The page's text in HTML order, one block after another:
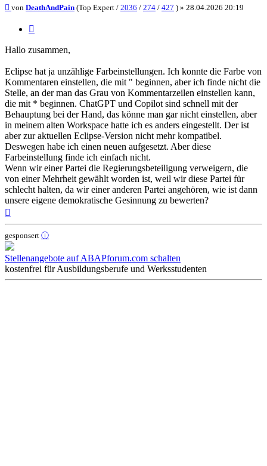
Beitrag
von DeathAndPain (Top Expert / 2036 / 274 / 427 ) » 28.04.2026 20:19
Hallo zusammen,
Eclipse hat ja unzählige Farbeinstellungen. Ich konnte die Farbe von
Kommentaren einstellen, die mit " beginnen, aber ich finde nicht die
Stelle, an der man das Grau von Kommentarzeilen einstellen kann,
die mit * beginnen. ChatGPT und Copilot sind schnell mit der
Behauptung bei der Hand, das könne man gar nicht einstellen, aber
in meinem alten Workspace hatte ich es anders eingestellt. Der ist
aber zur aktuellen Eclipse-Version nicht mehr kompatibel.
Deswegen habe ich einen neuen aufgesetzt. Aber diese
Farbeinstellung finde ich einfach nicht.
Wenn wir einer Partei die Regierungsbeteiligung verweigern, die
von einer Mehrheit gewählt worden ist, weil wir diese Partei für
schlecht halten, da wir einer anderen Partei angehören, wie ist dann
unsere eigene demokratische Gesinnung zu bewerten?
gesponsert ⓘ
Stellenangebote auf ABAPforum.com schalten
kostenfrei für Ausbildungsberufe und Werksstudenten